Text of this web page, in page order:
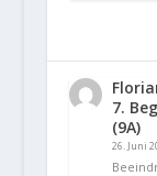
7.
(9A)
26. Juni